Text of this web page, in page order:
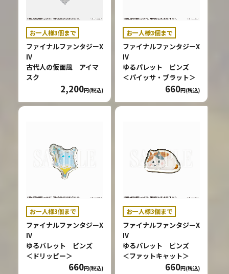
お一人様3個まで
ファイナルファンタジーX
IV
古代人の仮面風 アイマ
スク
2,200円(税込)
お一人様3個まで
ファイナルファンタジーX
IV
ゆるパレット ピンズ
＜パイッサ・ブラット＞
660円(税込)
お一人様3個まで
ファイナルファンタジーX
IV
ゆるパレット ピンズ
＜ドリッピー＞
660円(税込)
お一人様3個まで
ファイナルファンタジーX
IV
ゆるパレット ピンズ
＜ファットキャット＞
660円(税込)